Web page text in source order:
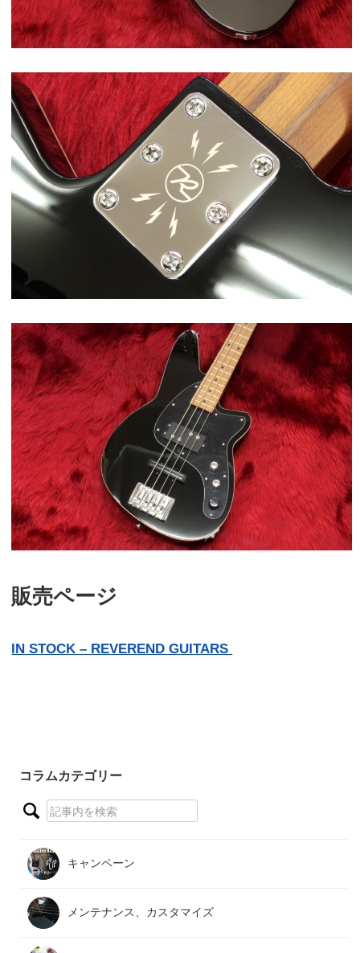
販売ページ
IN STOCK – REVEREND GUITARS
コラムカテゴリー
キャンペーン
メンテナンス、カスタマイズ